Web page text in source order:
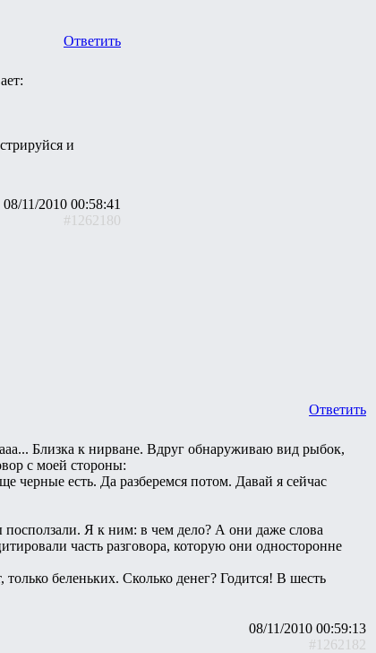
Ответить
и
08/11/2010 00:58:41
#1262180
Ответить
Близка к нирване. Вдруг обнаруживаю вид рыбок,
с моей стороны:
черные есть. Да разберемся потом. Давай я сейчас
Я к ним: в чем дело? А они даже слова
часть разговора, которую они односторонне
беленьких. Сколько денег? Годится! В шесть
08/11/2010 00:59:13
#1262182